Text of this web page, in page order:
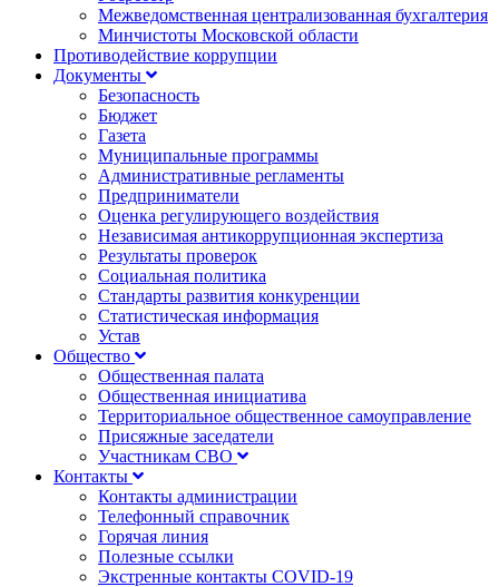
Межведомственная централизованная бухгалтерия
Минчистоты Московской области
Противодействие коррупции
Документы
Безопасность
Бюджет
Газета
Муниципальные программы
Административные регламенты
Предприниматели
Оценка регулирующего воздействия
Независимая антикоррупционная экспертиза
Результаты проверок
Социальная политика
Стандарты развития конкуренции
Статистическая информация
Устав
Общество
Общественная палата
Общественная инициатива
Территориальное общественное самоуправление
Присяжные заседатели
Участникам СВО
Контакты
Контакты администрации
Телефонный справочник
Горячая линия
Полезные ссылки
Экстренные контакты COVID-19